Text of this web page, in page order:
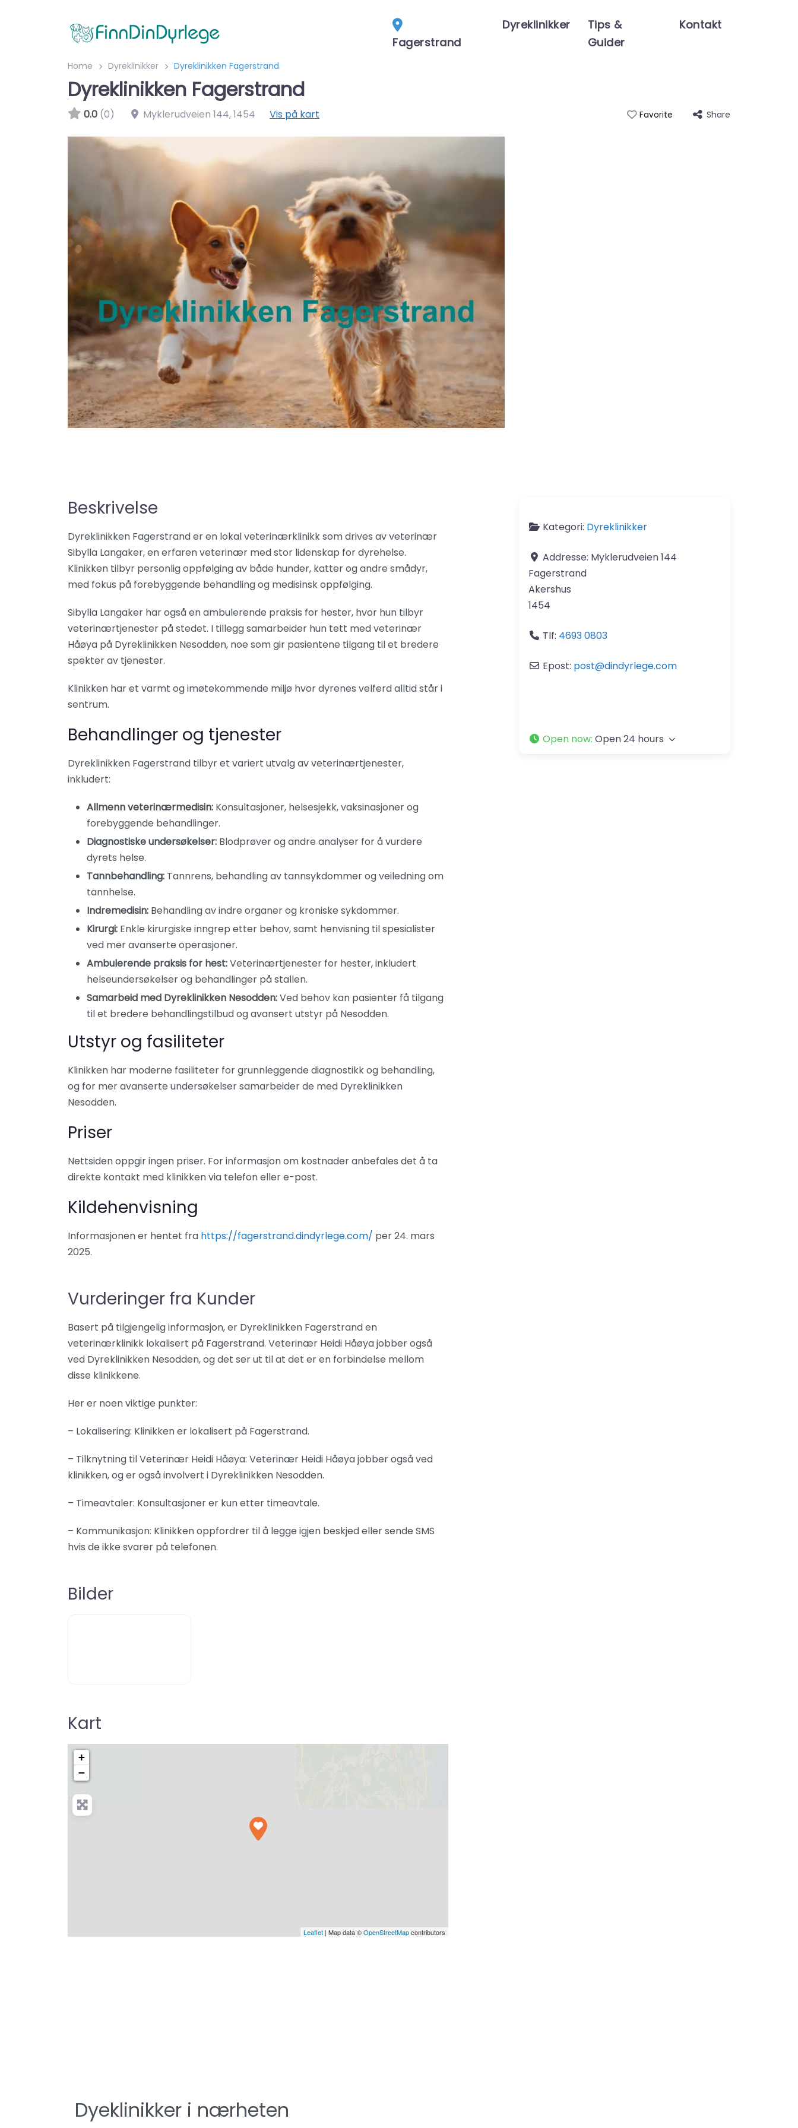
Fagerstrand
Dyreklinikker
Tips &
Guider
Kontakt
Home Dyreklinikker Dyreklinikken Fagerstrand
Dyreklinikken Fagerstrand
0.0 (0) Myklerudveien 144,1454 Vis på kart Favorite Share
Beskrivelse
Dyreklinikken Fagerstrand er en lokal veterinærklinikk som drives av veterinær
Sibylla Langaker, en erfaren veterinær med stor lidenskap for dyrehelse.
Klinikken tilbyr personlig oppfølging av både hunder, katter og andre smådyr,
med fokus på forebyggende behandling og medisinsk oppfølging.
Sibylla Langaker har også en ambulerende praksis for hester, hvor hun tilbyr
veterinærtjenester på stedet. I tillegg samarbeider hun tett med veterinær
Håøya på Dyreklinikken Nesodden, noe som gir pasientene tilgang til et bredere
spekter av tjenester.
Klinikken har et varmt og imøtekommende miljø hvor dyrenes velferd alltid står i
sentrum.
Behandlinger og tjenester
Dyreklinikken Fagerstrand tilbyr et variert utvalg av veterinærtjenester,
inkludert:
Allmenn veterinærmedisin: Konsultasjoner, helsesjekk, vaksinasjoner og
forebyggende behandlinger.
Diagnostiske undersøkelser: Blodprøver og andre analyser for å vurdere
dyrets helse.
Tannbehandling: Tannrens, behandling av tannsykdommer og veiledning om
tannhelse.
Indremedisin: Behandling av indre organer og kroniske sykdommer.
Kirurgi: Enkle kirurgiske inngrep etter behov, samt henvisning til spesialister
ved mer avanserte operasjoner.
Ambulerende praksis for hest:Veterinærtjenester for hester, inkludert
helseundersøkelser og behandlinger på stallen.
Samarbeid med Dyreklinikken Nesodden:Ved behov kan pasienter få tilgang
til et bredere behandlingstilbud og avansert utstyr på Nesodden.
Utstyr og fasiliteter
Klinikken har moderne fasiliteter for grunnleggende diagnostikk og behandling,
og for mer avanserte undersøkelser samarbeider de med Dyreklinikken
Nesodden.
Priser
Nettsiden oppgir ingen priser. For informasjon om kostnader anbefales det å ta
direkte kontakt med klinikken via telefon eller e-post.
Kildehenvisning
Informasjonen er hentet fra https://fagerstrand.dindyrlege.com/ per 24. mars
2025.
Vurderinger fra Kunder
Basert på tilgjengelig informasjon, er Dyreklinikken Fagerstrand en
veterinærklinikk lokalisert på Fagerstrand. Veterinær Heidi Håøya jobber også
ved Dyreklinikken Nesodden, og det ser ut til at det er en forbindelse mellom
disse klinikkene.
Her er noen viktige punkter:
– Lokalisering: Klinikken er lokalisert på Fagerstrand.
– Tilknytning til Veterinær Heidi Håøya: Veterinær Heidi Håøya jobber også ved
klinikken, og er også involvert i Dyreklinikken Nesodden.
– Timeavtaler: Konsultasjoner er kun etter timeavtale.
– Kommunikasjon: Klinikken oppfordrer til å legge igjen beskjed eller sende SMS
hvis de ikke svarer på telefonen.
Bilder
Kart
+
−
Leaflet | Map data ©OpenStreetMapcontributors
Kategori: Dyreklinikker
Addresse: Myklerudveien 144
Fagerstrand
Akershus
1454
Tlf: 4693 0803
Epost: post@dindyrlege.com
Open now: Open 24 hours
Dyeklinikker i nærheten